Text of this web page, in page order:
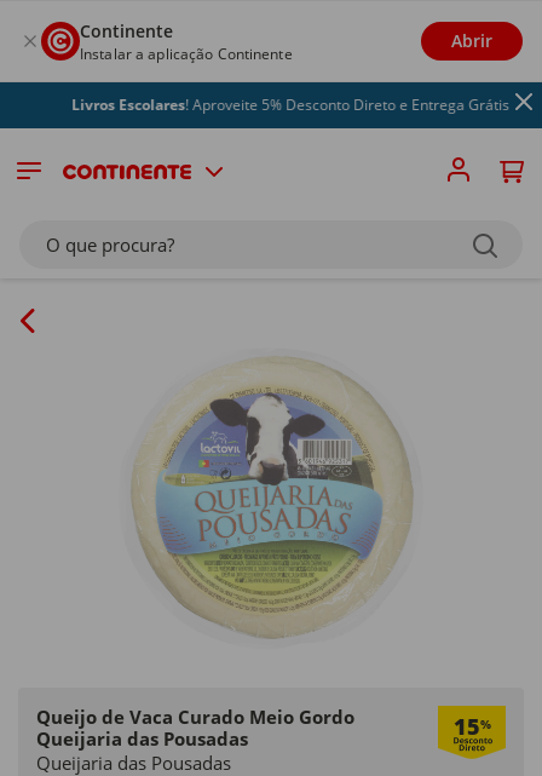
Continente
Instalar a aplicação Continente
Abrir
Livros Escolares! Aproveite 5% Desconto Direto e Entrega Grátis
O que procura?
Queijo de Vaca Curado Meio Gordo
Queijaria das Pousadas
15%
Queijaria das Pousadas